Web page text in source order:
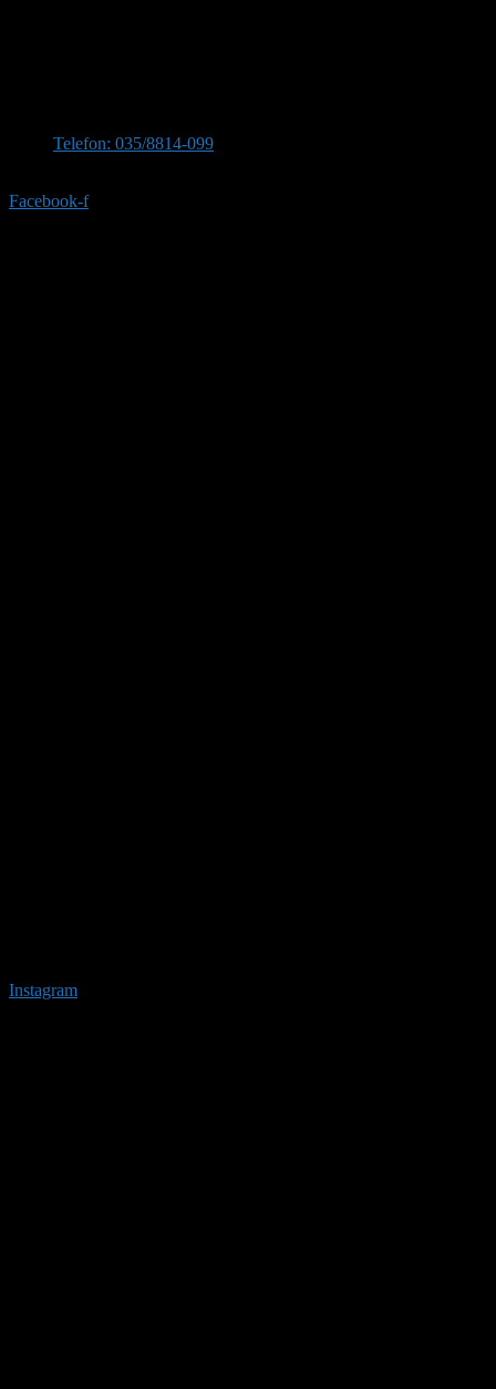
Telefon: 035/8814-099
Facebook-f
Instagram